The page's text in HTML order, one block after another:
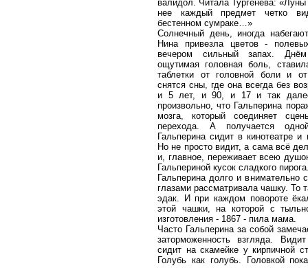
валидол. Читала Тургенева:
нее каждый предмет четко
бестенном сумраке…»
Солнечный день, иногда
Нина привезла цветов -
вечером сильный запах.
ощутимая головная боль,
таблетки от головной боли и
снятся сны, где она всегда без
и 5 лет, и 90, и 17 и так
произвольно, что Гальперина
мозга, который соединяет
перехода. А получается
Гальперина сидит в кинотеатре
Но не просто видит, а сама всё
и, главное, переживает всею
Гальпериной кусок сладкого
Гальперина долго и внимательно
глазами рассматривала чашку. То
эдак. И при каждом повороте
этой чашки, на которой с
изготовления - 1867 - пила мама.
Часто Гальперина за собой
заторможенность взгляда.
сидит на скамейке у кирпичной
Голубь как голубь. Головкой